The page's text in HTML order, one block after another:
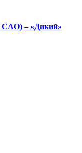
– «Дикий»